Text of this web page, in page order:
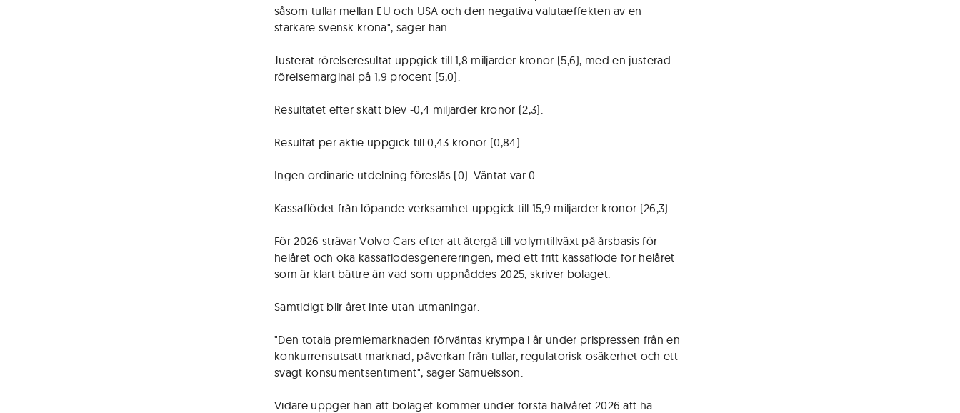
såsom tullar mellan EU och USA och den negativa valutaeffekten av en
starkare svensk krona", säger han.
Justerat rörelseresultat uppgick till 1,8 miljarder kronor (5,6), med en justerad
rörelsemarginal på 1,9 procent (5,0).
Resultatet efter skatt blev -0,4 miljarder kronor (2,3).
Resultat per aktie uppgick till 0,43 kronor (0,84).
Ingen ordinarie utdelning föreslås (0). Väntat var 0.
Kassaflödet från löpande verksamhet uppgick till 15,9 miljarder kronor (26,3).
För 2026 strävar Volvo Cars efter att återgå till volymtillväxt på årsbasis för
helåret och öka kassaflödesgenereringen, med ett fritt kassaflöde för helåret
som är klart bättre än vad som uppnåddes 2025, skriver bolaget.
Samtidigt blir året inte utan utmaningar.
"Den totala premiemarknaden förväntas krympa i år under prispressen från en
konkurrensutsatt marknad, påverkan från tullar, regulatorisk osäkerhet och ett
svagt konsumentsentiment", säger Samuelsson.
Vidare uppger han att bolaget kommer under första halvåret 2026 att ha